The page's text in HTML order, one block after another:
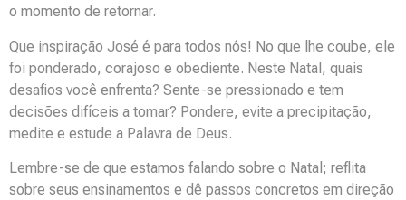
o momento de retornar.
Que inspiração José é para todos nós! No que lhe coube, ele
foi ponderado, corajoso e obediente. Neste Natal, quais
desafios você enfrenta? Sente-se pressionado e tem
decisões difíceis a tomar? Pondere, evite a precipitação,
medite e estude a Palavra de Deus.
Lembre-se de que estamos falando sobre o Natal; reflita
sobre seus ensinamentos e dê passos concretos em direção